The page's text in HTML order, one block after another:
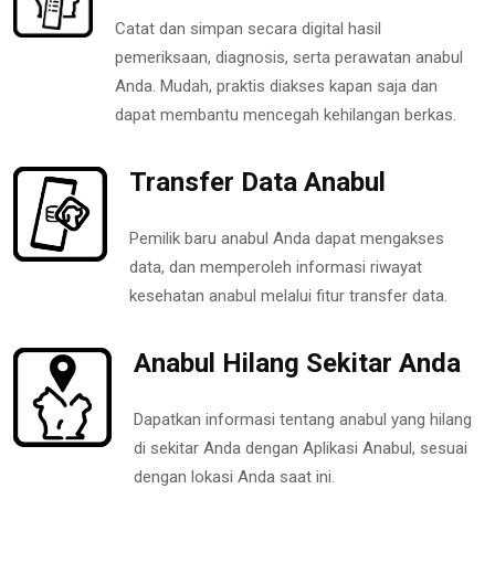
Catat dan simpan secara digital hasil
pemeriksaan, diagnosis, serta perawatan anabul
Anda. Mudah, praktis diakses kapan saja dan
dapat membantu mencegah kehilangan berkas.
Transfer Data Anabul
Pemilik baru anabul Anda dapat mengakses
data, dan memperoleh informasi riwayat
kesehatan anabul melalui fitur transfer data.
Anabul Hilang Sekitar Anda
Dapatkan informasi tentang anabul yang hilang
di sekitar Anda dengan Aplikasi Anabul, sesuai
dengan lokasi Anda saat ini.